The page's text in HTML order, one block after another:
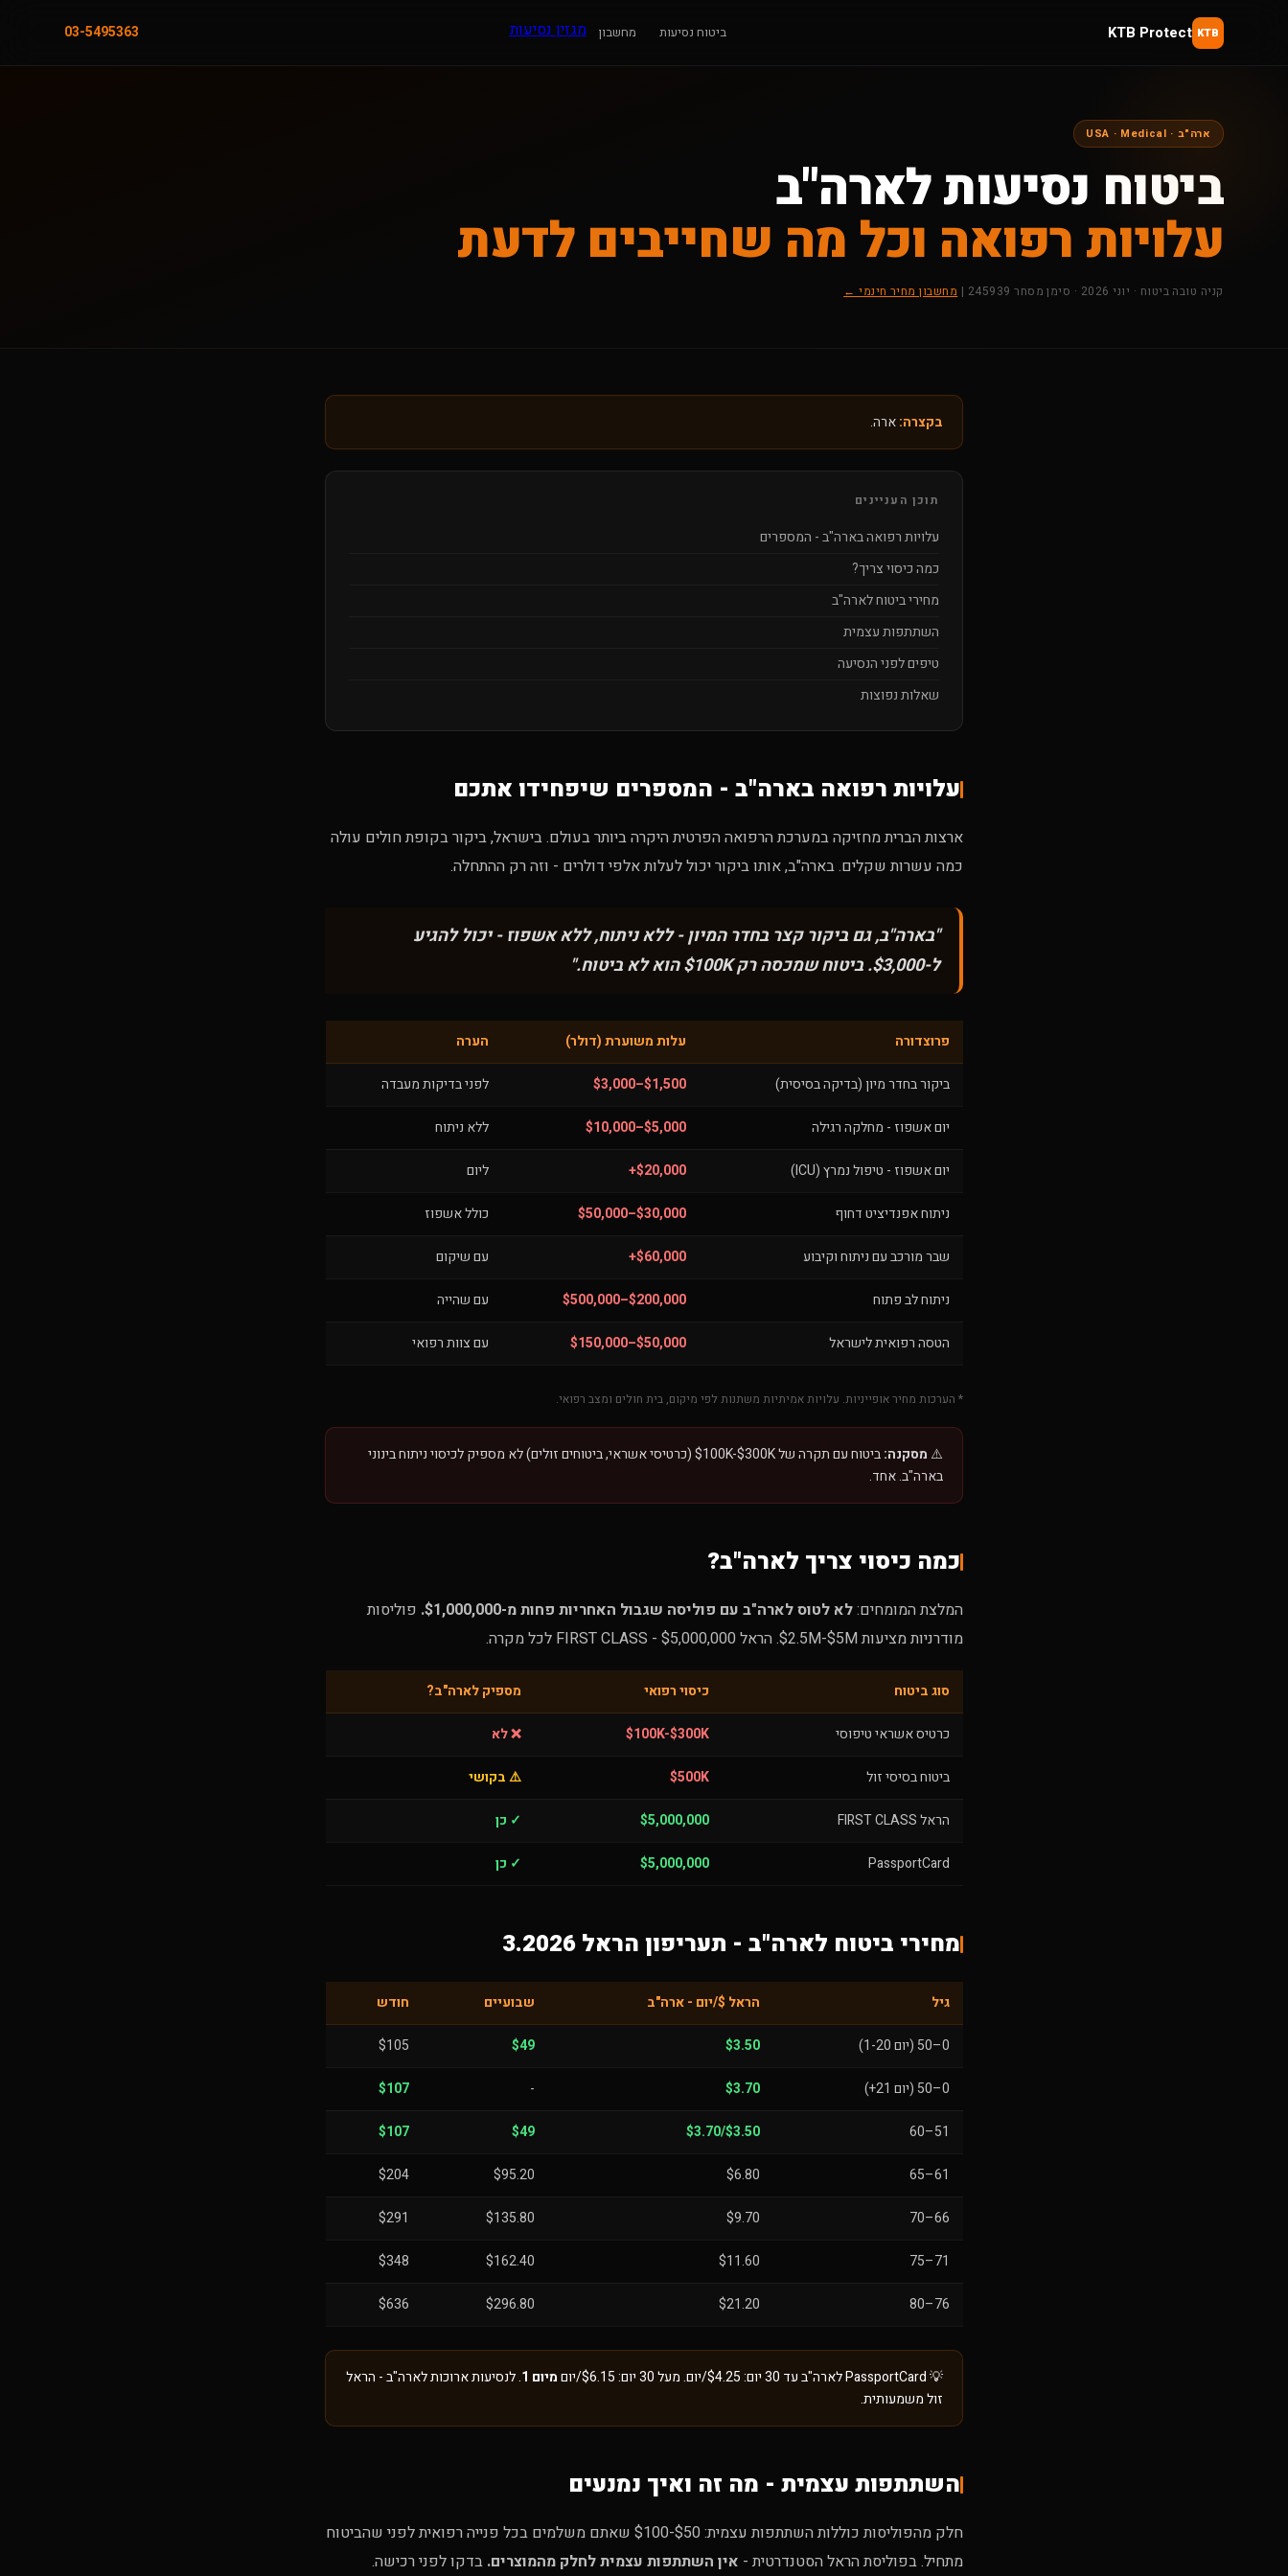
KTB
KTB Protect ביטוח נסיעות מחשבון מגזין נסיעות 03-5495363
ארה"ב · USA · Medical
ביטוח נסיעות לארה"ב
עלויות רפואה וכל מה שחייבים לדעת
קניה טובה ביטוח · יוני 2026 · סימן מסחר 245939 | מחשבון מחיר חינמי ←
בקצרה:ארה.
תוכן העניינים
עלויות רפואה בארה"ב - המספרים
כמה כיסוי צריך?
מחירי ביטוח לארה"ב
השתתפות עצמית
טיפים לפני הנסיעה
שאלות נפוצות
עלויות רפואה בארה"ב - המספרים שיפחידו אתכם
ארצות הברית מחזיקה במערכת הרפואה הפרטית היקרה ביותר בעולם. בישראל, ביקור בקופת חולים עולה
כמה עשרות שקלים. בארה"ב, אותו ביקור יכול לעלות אלפי דולרים - וזה רק ההתחלה.
"בארה"ב, גם ביקור קצר בחדר המיון - ללא ניתוח, ללא אשפוז - יכול להגיע
ל-$3,000. ביטוח שמכסה רק $100K הוא לא ביטוח."
פרוצדורה עלות משוערת (דולר) הערה
ביקור בחדר מיון (בדיקה בסיסית) $1,500–$3,000 לפני בדיקות מעבדה
יום אשפוז - מחלקה רגילה $5,000–$10,000 ללא ניתוח
יום אשפוז - טיפול נמרץ (ICU) $20,000+ ליום
ניתוח אפנדיציט דחוף $30,000–$50,000 כולל אשפוז
שבר מורכב עם ניתוח וקיבוע $60,000+ עם שיקום
ניתוח לב פתוח $200,000–$500,000 עם שהייה
הטסה רפואית לישראל $50,000–$150,000 עם צוות רפואי
* הערכות מחיר אופייניות. עלויות אמיתיות משתנות לפי מיקום, בית חולים ומצב רפואי.
⚠️ מסקנה:
ביטוח עם תקרה של $100K-$300K (כרטיסי אשראי, ביטוחים זולים) לא מספיק לכיסוי ניתוח בינוני
בארה"ב. אחד.
כמה כיסוי צריך לארה"ב?
המלצת המומחים:לא לטוס לארה"ב עם פוליסה שגבול האחריות פחות מ-$1,000,000.
פוליסות
מודרניות מציעות $2.5M-$5M. הראל FIRST CLASS - $5,000,000 לכל מקרה.
סוג ביטוח כיסוי רפואי מספיק לארה"ב?
כרטיס אשראי טיפוסי $100K-$300K ❌ לא
ביטוח בסיסי זול $500K ⚠️ בקושי
הראל FIRST CLASS $5,000,000 ✓ כן
PassportCard
$5,000,000 ✓ כן
מחירי ביטוח לארה"ב - תעריפון הראל 3.2026
גיל הראל $/יום - ארה"ב שבועיים חודש
0–50 (יום 1-20) $3.50
$49
$105
0–50 (יום 21+) $3.70
-
$107
51–60
$3.50/$3.70
$49
$107
61–65
$6.80
$95.20
$204
66–70
$9.70
$135.80
$291
71–75
$11.60
$162.40
$348
76–80
$21.20
$296.80
$636
💡 PassportCard לארה"ב עד 30 יום: $4.25/יום. מעל 30 יום: $6.15/יום מיום 1
. לנסיעות ארוכות לארה"ב - הראל
זול משמעותית.
השתתפות עצמית - מה זה ואיך נמנעים
חלק מהפוליסות כוללות השתתפות עצמית: $50-$100 שאתם משלמים בכל פנייה רפואית לפני שהביטוח
מתחיל. בפוליסת הראל הסטנדרטית - אין השתתפות עצמית לחלק מהמוצרים. בדקו לפני רכישה.